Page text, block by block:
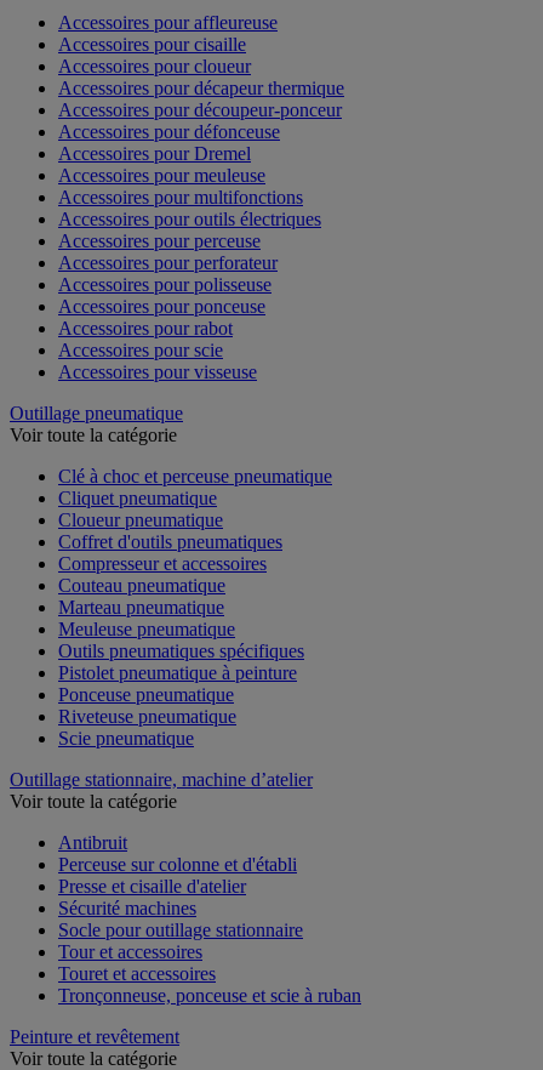
Accessoires pour affleureuse
Accessoires pour cisaille
Accessoires pour cloueur
Accessoires pour décapeur thermique
Accessoires pour découpeur-ponceur
Accessoires pour défonceuse
Accessoires pour Dremel
Accessoires pour meuleuse
Accessoires pour multifonctions
Accessoires pour outils électriques
Accessoires pour perceuse
Accessoires pour perforateur
Accessoires pour polisseuse
Accessoires pour ponceuse
Accessoires pour rabot
Accessoires pour scie
Accessoires pour visseuse
Outillage pneumatique
Voir toute la catégorie
Clé à choc et perceuse pneumatique
Cliquet pneumatique
Cloueur pneumatique
Coffret d'outils pneumatiques
Compresseur et accessoires
Couteau pneumatique
Marteau pneumatique
Meuleuse pneumatique
Outils pneumatiques spécifiques
Pistolet pneumatique à peinture
Ponceuse pneumatique
Riveteuse pneumatique
Scie pneumatique
Outillage stationnaire, machine d’atelier
Voir toute la catégorie
Antibruit
Perceuse sur colonne et d'établi
Presse et cisaille d'atelier
Sécurité machines
Socle pour outillage stationnaire
Tour et accessoires
Touret et accessoires
Tronçonneuse, ponceuse et scie à ruban
Peinture et revêtement
Voir toute la catégorie